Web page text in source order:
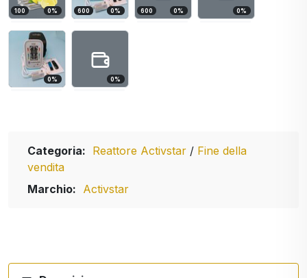
100 0% 600 0% 600 0% 0%
0% 0%
Categoria: Reattore Activstar / Fine della
vendita
Marchio: Activstar